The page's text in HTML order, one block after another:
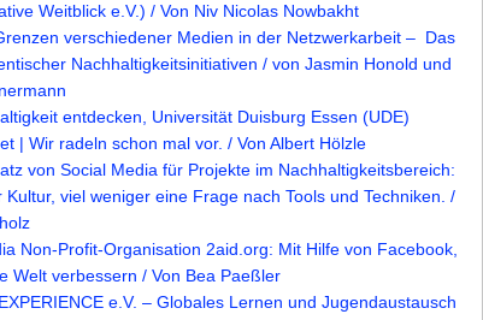
Weitblick e.V.) / Von Niv Nicolas Nowbakht
verschiedener Medien in der Netzwerkarbeit – Das
Nachhaltigkeitsinitiativen / von Jasmin Honold und
entdecken, Universität Duisburg Essen (UDE)
| Wir radeln schon mal vor. / Von Albert Hölzle
von Social Media für Projekte im Nachhaltigkeitsbereich:
Kultur, viel weniger eine Frage nach Tools und Techniken. /
Non-Profit-Organisation 2aid.org: Mit Hilfe von Facebook,
Welt verbessern / Von Bea Paeßler
e.V. – Globales Lernen und Jugendaustausch